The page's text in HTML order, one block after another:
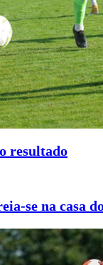
resultado
se na casa